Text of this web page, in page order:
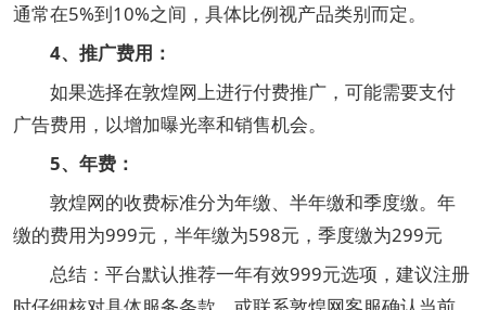
通常在5%到10%之间，具体比例视产品类别而定‌。
‌4、推广费用‌：
如果选择在敦煌网上进行付费推广，可能需要支付
广告费用，以增加曝光率和销售机会‌。
‌5、年费‌：
敦煌网的收费标准分为年缴、半年缴和季度缴。年
缴的费用为999元，半年缴为598元，季度缴为299元‌
总结：平台默认推荐一年有效999元选项，建议注册